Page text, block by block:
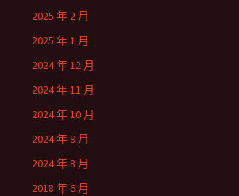
2025 年 2 月
2025 年 1 月
2024 年 12 月
2024 年 11 月
2024 年 10 月
2024 年 9 月
2024 年 8 月
2018 年 6 月